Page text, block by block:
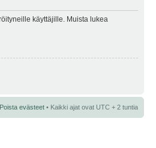
käyttäjille. Muista lukea
Poista evästeet • Kaikki ajat ovat UTC + 2 tuntia